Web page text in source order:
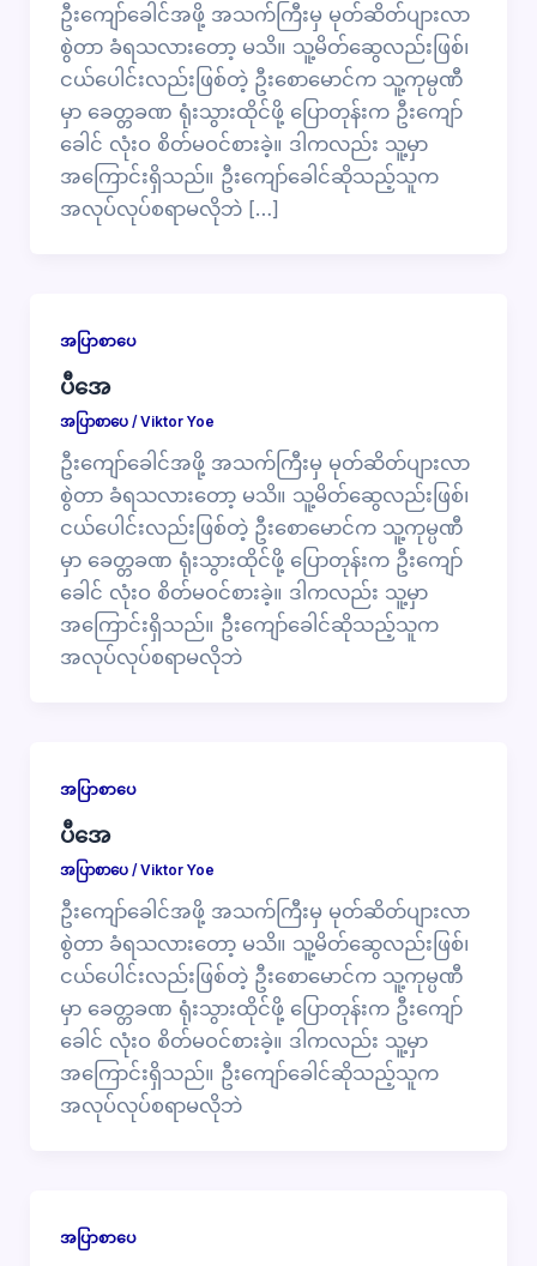
ဦးကျော်ခေါင်အဖို့ အသက်ကြီးမှ မုတ်ဆိတ်ပျားလာ
စွဲတာ ခံရသလားတော့ မသိ။ သူ့မိတ်ဆွေလည်းဖြစ်၊
ငယ်ပေါင်းလည်းဖြစ်တဲ့ ဦးစောမောင်က သူ့ကုမ္ပဏီ
မှာ ခေတ္တခဏ ရုံးသွားထိုင်ဖို့ ပြောတုန်းက ဦးကျော်
ခေါင် လုံးဝ စိတ်မဝင်စားခဲ့။ ဒါကလည်း သူ့မှာ
အကြောင်းရှိသည်။ ဦးကျော်ခေါင်ဆိုသည့်သူက
အလုပ်လုပ်စရာမလိုဘဲ […]
အပြာစာပေ
ပီအေ
အပြာစာပေ/Viktor Yoe
ဦးကျော်ခေါင်အဖို့ အသက်ကြီးမှ မုတ်ဆိတ်ပျားလာ
စွဲတာ ခံရသလားတော့ မသိ။ သူ့မိတ်ဆွေလည်းဖြစ်၊
ငယ်ပေါင်းလည်းဖြစ်တဲ့ ဦးစောမောင်က သူ့ကုမ္ပဏီ
မှာ ခေတ္တခဏ ရုံးသွားထိုင်ဖို့ ပြောတုန်းက ဦးကျော်
ခေါင် လုံးဝ စိတ်မဝင်စားခဲ့။ ဒါကလည်း သူ့မှာ
အကြောင်းရှိသည်။ ဦးကျော်ခေါင်ဆိုသည့်သူက
အလုပ်လုပ်စရာမလိုဘဲ
အပြာစာပေ
ပီအေ
အပြာစာပေ/Viktor Yoe
ဦးကျော်ခေါင်အဖို့ အသက်ကြီးမှ မုတ်ဆိတ်ပျားလာ
စွဲတာ ခံရသလားတော့ မသိ။ သူ့မိတ်ဆွေလည်းဖြစ်၊
ငယ်ပေါင်းလည်းဖြစ်တဲ့ ဦးစောမောင်က သူ့ကုမ္ပဏီ
မှာ ခေတ္တခဏ ရုံးသွားထိုင်ဖို့ ပြောတုန်းက ဦးကျော်
ခေါင် လုံးဝ စိတ်မဝင်စားခဲ့။ ဒါကလည်း သူ့မှာ
အကြောင်းရှိသည်။ ဦးကျော်ခေါင်ဆိုသည့်သူက
အလုပ်လုပ်စရာမလိုဘဲ
အပြာစာပေ